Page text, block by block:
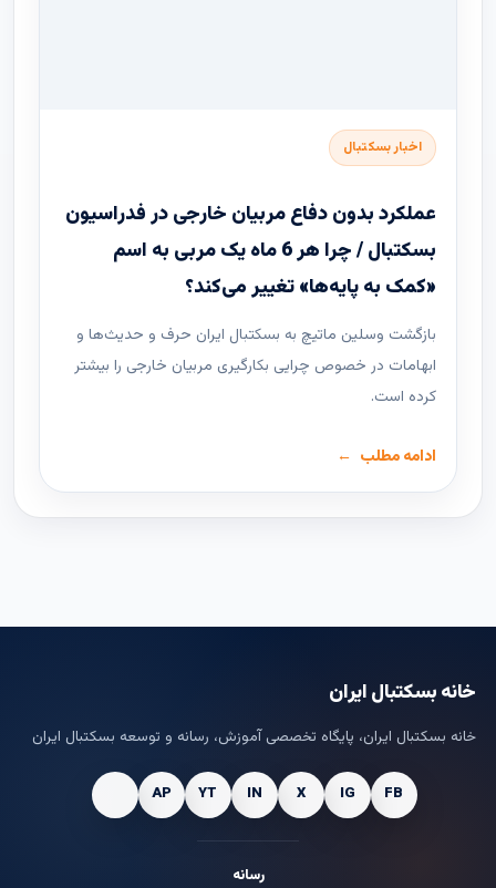
اخبار بسکتبال
عملکرد بدون دفاع مربیان خارجی در فدراسیون
بسکتبال / چرا هر 6 ماه یک مربی به اسم
«کمک به پایه‌ها» تغییر می‌کند؟
بازگشت وسلین ماتیچ به بسکتبال ایران حرف و حدیث‌ها و
ابهامات در خصوص چرایی بکارگیری مربیان خارجی را بیشتر
کرده است.
ادامه مطلب
خانه بسکتبال ایران
خانه بسکتبال ایران، پایگاه تخصصی آموزش، رسانه و توسعه بسکتبال ایران
رسانه